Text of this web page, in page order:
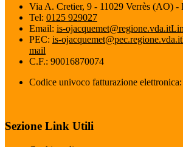
Via A. Cretier, 9 - 11029 Verrès (AO)
Tel: 0125 929027
Email: is-ojacquemet@regione.vda.it
PEC: is-ojacquemet@pec.regione.vda.it
mail
C.F.: 90016870074
Codice univoco fatturazione
Sezione Link Utili